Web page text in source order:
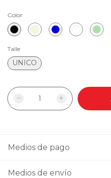
Color
Talle
UNICO
Medios de pago
Medios de envío